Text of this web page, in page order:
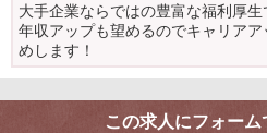
大手企業ならではの豊富な福利厚生
年収アップも望めるのでキャリア
めします！
この求人にフォー